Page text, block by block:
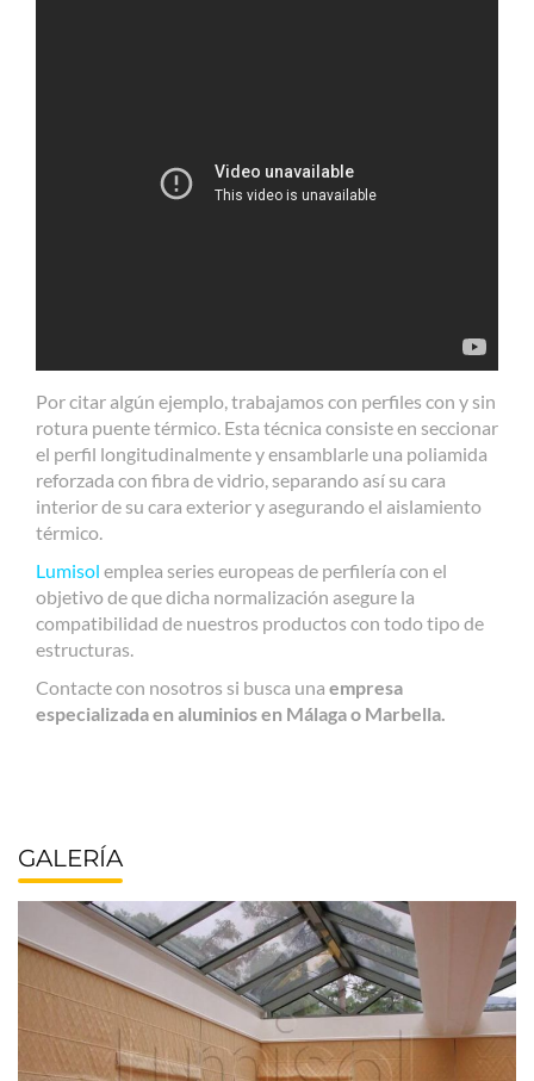
Por citar algún ejemplo, trabajamos con perfiles con y sin
rotura puente térmico. Esta técnica consiste en seccionar
el perfil longitudinalmente y ensamblarle una poliamida
reforzada con fibra de vidrio, separando así su cara
interior de su cara exterior y asegurando el aislamiento
térmico.
Lumisol emplea series europeas de perfilería con el
objetivo de que dicha normalización asegure la
compatibilidad de nuestros productos con todo tipo de
estructuras.
Contacte con nosotros si busca una empresa
especializada en aluminios en Málaga o Marbella.
GALERÍA